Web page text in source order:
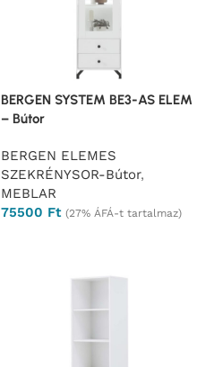
BERGEN SYSTEM BE3-AS ELEM
– Bútor
BERGEN ELEMES
SZEKRÉNYSOR-Bútor,
MEBLAR
75500 Ft (27% ÁFÁ-t tartalmaz)